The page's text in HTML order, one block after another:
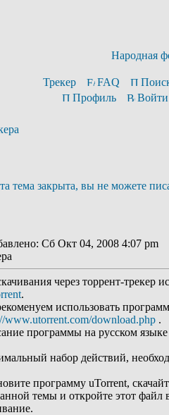
Народная
Трекер FAQ
Профиль
Сб Окт 04, 2008 4:07 pm
через торрент-
.
использовать
www.utorrent.com/download.php .
программы на русском
набор действий,
программу uTorrent,
темы и откройте этот файл